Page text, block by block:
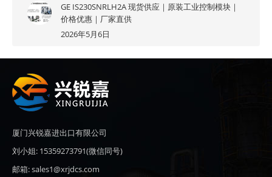
GE IS230SNRLH2A 现货供应｜原装工业控制模块｜
价格优惠｜厂家直供
2026年5月6日
厦门兴锐嘉进出口有限公司
刘小姐: 15359273791(微信同号)
邮箱: sales1@xrjdcs.com